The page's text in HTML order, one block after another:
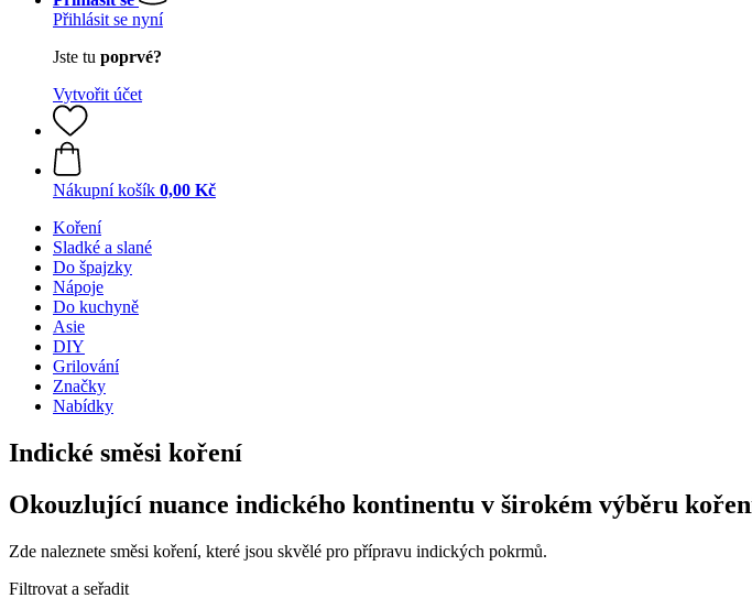
Přihlásit se nyní
Jste tu poprvé?
Vytvořit účet
Nákupní košík 0,00 Kč
Koření
Sladké a slané
Do špajzky
Nápoje
Do kuchyně
Asie
DIY
Grilování
Značky
Nabídky
Indické směsi koření
Okouzlující nuance indického kontinentu v širokém výběru
Zde naleznete směsi koření, které jsou skvělé pro přípravu indických pokrmů.
Filtrovat a seřadit